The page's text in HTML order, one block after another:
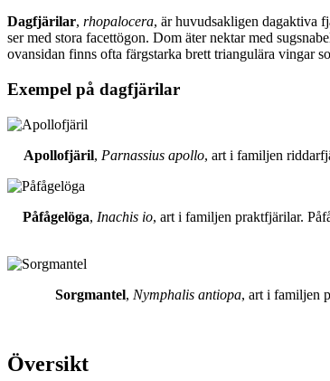
Dagfjärilar, rhopalocera, är huvudsakligen dagaktiva
ser med stora facettögon. Dom äter nektar med
ovansidan finns ofta färgstarka brett triangulära vingar
Exempel på dagfjärilar
Apollofjäril, Parnassius apollo, art i familjen
Påfågelöga, Inachis io, art i familjen praktfjärilar.
Sorgmantel, Nymphalis antiopa, art i familjen
Översikt